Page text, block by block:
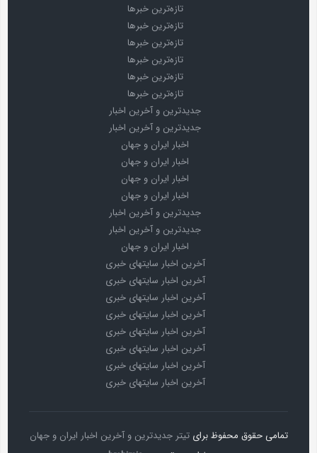
تازه‌ترین خبرها
تازه‌ترین خبرها
تازه‌ترین خبرها
تازه‌ترین خبرها
تازه‌ترین خبرها
تازه‌ترین خبرها
جدیدترین و آخرین اخبار
جدیدترین و آخرین اخبار
اخبار ایران و جهان
اخبار ایران و جهان
اخبار ایران و جهان
اخبار ایران و جهان
جدیدترین و آخرین اخبار
جدیدترین و آخرین اخبار
اخبار ایران و جهان
آخرین اخبار سایتهای خبری
آخرین اخبار سایتهای خبری
آخرین اخبار سایتهای خبری
آخرین اخبار سایتهای خبری
آخرین اخبار سایتهای خبری
آخرین اخبار سایتهای خبری
آخرین اخبار سایتهای خبری
آخرین اخبار سایتهای خبری
تمامی حقوق محفوظ برای تیتر جدیدترین و آخرین اخبار ایران و جهان